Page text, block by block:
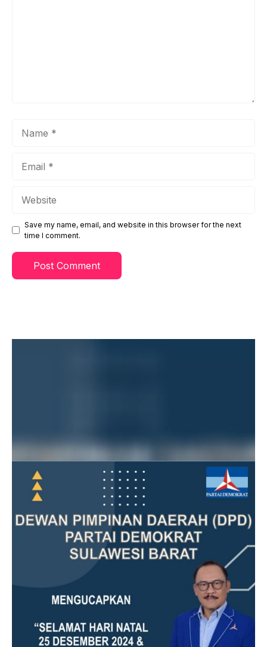
Save my name, email, and website in this browser for the next
time I comment.